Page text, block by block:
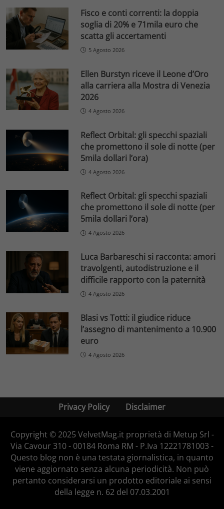
Fisco e conti correnti: la doppia
soglia di 20% e 71mila euro che
scatta gli accertamenti
5 Agosto 2026
Ellen Burstyn riceve il Leone d’Oro
alla carriera alla Mostra di Venezia
2026
4 Agosto 2026
Reflect Orbital: gli specchi spaziali
che promettono il sole di notte (per
5mila dollari l’ora)
4 Agosto 2026
Reflect Orbital: gli specchi spaziali
che promettono il sole di notte (per
5mila dollari l’ora)
4 Agosto 2026
Luca Barbareschi si racconta: amori
travolgenti, autodistruzione e il
difficile rapporto con la paternità
4 Agosto 2026
Blasi vs Totti: il giudice riduce
l’assegno di mantenimento a 10.900
euro
4 Agosto 2026
Privacy Policy Disclaimer
Copyright © 2025 VelvetMag.it proprietà di Metup Srl -
Via Cavour 310 - 00184 Roma RM - P.Iva 12221781003 -
Questo blog non è una testata giornalistica, in quanto
viene aggiornato senza alcuna periodicità. Non può
pertanto considerarsi un prodotto editoriale ai sensi
della legge n. 62 del 07.03.2001